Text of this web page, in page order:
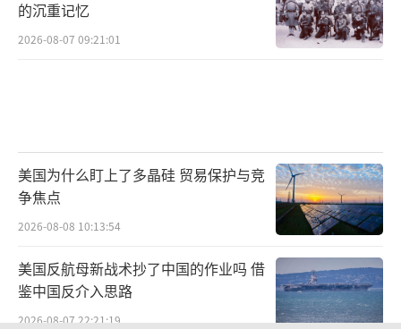
的沉重记忆
2026-08-07 09:21:01
美国为什么盯上了多晶硅 贸易保护与竞
争焦点
2026-08-08 10:13:54
美国反航母新战术抄了中国的作业吗 借
鉴中国反介入思路
2026-08-07 22:21:19